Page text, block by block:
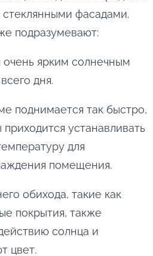
фасадами.
подразумевают:
ярким солнечным
дня.
поднимается так быстро,
устанавливать
для
помещения.
обихода, такие как
покрытия, также
солнца и
цвет.